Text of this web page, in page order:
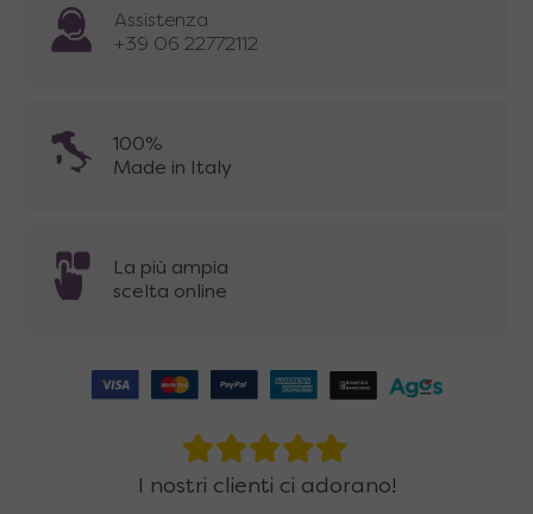
Assistenza
+39 06 22772112
100%
Made in Italy
La più ampia
scelta online
I nostri clienti ci adorano!